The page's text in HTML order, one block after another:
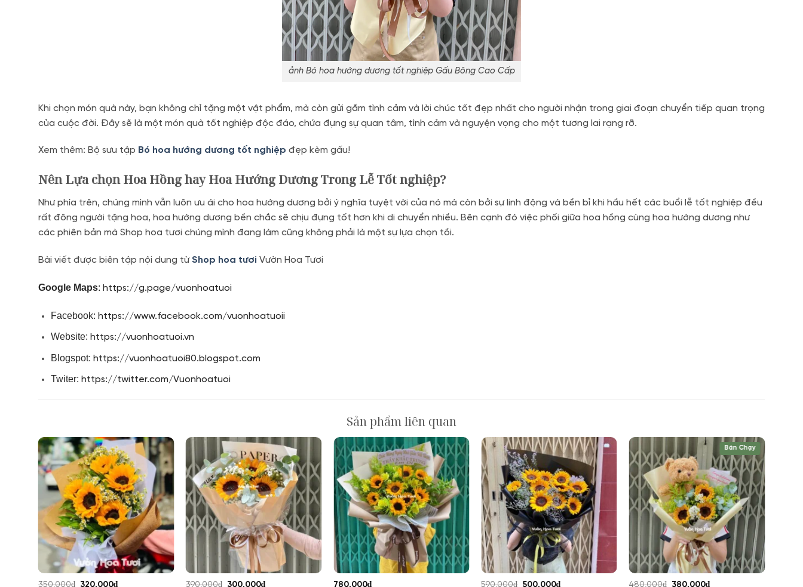
ảnh Bó hoa hướng dương tốt nghiệp Gấu Bông Cao Cấp
Khi chọn món quà này, bạn không chỉ tặng một vật phẩm, mà còn gửi gắm tình cảm và lời chúc tốt đẹp nhất cho người nhận trong giai đoạn chuyển tiếp quan trọng
của cuộc đời. Đây sẽ là một món quà tốt nghiệp độc đáo, chứa đựng sự quan tâm, tình cảm và nguyện vọng cho một tương lai rạng rỡ.
Xem thêm: Bộ sưu tập Bó hoa hướng dương tốt nghiệp đẹp kèm gấu!
Nên Lựa chọn Hoa Hồng hay Hoa Hướng Dương Trong Lễ Tốt nghiệp?
Như phía trên, chúng mình vẫn luôn ưu ái cho hoa hướng dương bởi ý nghĩa tuyệt vời của nó mà còn bởi sự linh động và bền bỉ khi hầu hết các buổi lễ tốt nghiệp đều
rất đông người tặng hoa, hoa hướng dương bền chắc sẽ chịu đựng tốt hơn khi di chuyển nhiều. Bên cạnh đó việc phối giữa hoa hồng cùng hoa hướng dương như
các phiên bản mà Shop hoa tươi chúng mình đang làm cũng không phải là một sự lựa chọn tồi.
Bài viết được biên tập nội dung từShop hoa tươi Vườn Hoa Tươi
Google Maps: https://g.page/vuonhoatuoi
Facebook: https://www.facebook.com/vuonhoatuoii
Website: https://vuonhoatuoi.vn
Blogspot: https://vuonhoatuoi80.blogspot.com
Twiter: https://twitter.com/Vuonhoatuoi
Sản phẩm liên quan
350,000₫
Giá
320,000₫Giá
390,000₫
Giá
300,000₫Giá
780,000₫ 590,000₫ Giá
500,000₫Giá
Bán Chạy
480,000₫
Giá
380,000₫Giá